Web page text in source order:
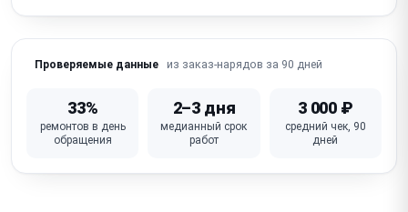
Перегревается / отключается / термозащита
Ошибки / коды ошибок на дисплее
Не работает дисплей / нет индикации зон
Искрение / треск (стеклокерамика — соль/сахар,
Проверяемые данные из заказ-нарядов за 90 дней
33%
ремонтов в день
обращения
2–3 дня
медианный срок
работ
3 000 ₽
средний чек, 90
дней